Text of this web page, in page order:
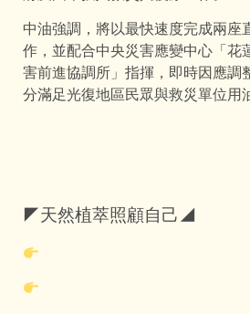
中油強調，將以最快速度完成兩座
作，並配合中央災害應變中心「花
害前進協調所」指揮，即時因應調
分滿足光復地區民眾與救災單位用
◤天然植萃照顧自己◢